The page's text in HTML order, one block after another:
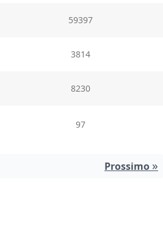
59397
3814
8230
97
Prossimo »